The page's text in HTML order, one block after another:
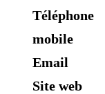
Téléphone
mobile
Email
Site web